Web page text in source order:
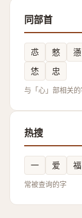
同部首
怷 憗 懣
恷
忠
与「心」部相关的
热搜
一 爱 福
常被查询的字